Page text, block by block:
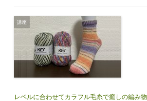
講座
レベルに合わせてカラフル毛糸で癒しの編み物